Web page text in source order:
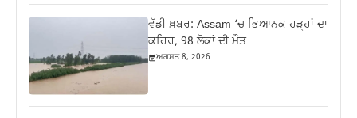
ਵੱਡੀ ਖ਼ਬਰ: Assam ‘ਚ ਭਿਆਨਕ ਹੜ੍ਹਾਂ ਦਾ
ਕਹਿਰ, 98 ਲੋਕਾਂ ਦੀ ਮੌਤ
ਅਗਸਤ 8, 2026